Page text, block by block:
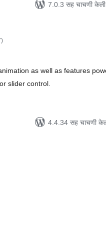
7.0.3 सह चाचणी केली
एकूण
मूल्यांकन
)
as well as features
slider control.
4.4.34 सह चाचणी